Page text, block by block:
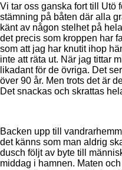
Vi tar oss ganska fort till Utö
stämning på båten där alla
känt av någon stelhet på
det precis som kroppen har
som att jag har knutit ihop
inte att räta ut. När jag tittar
likadant för de övriga. Det
över 90 år. Men trots det är
Det snackas och skrattas
Backen upp till
det känns som man aldrig
dusch följt av byte till
middag i hamnen. Maten